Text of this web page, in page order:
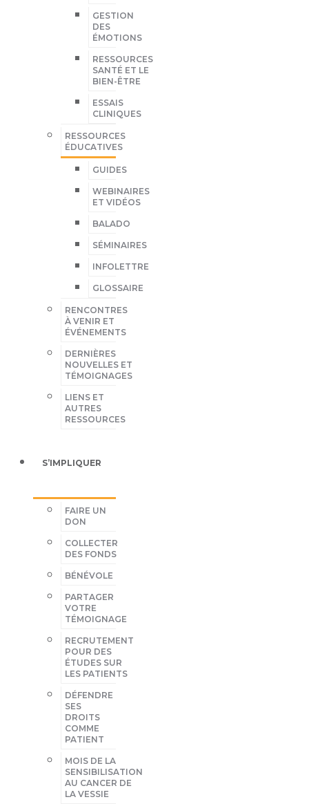
GESTION
DES
ÉMOTIONS
RESSOURCES
SANTÉ ET LE
BIEN-ÊTRE
ESSAIS
CLINIQUES
RESSOURCES
ÉDUCATIVES
GUIDES
WEBINAIRES
ET VIDÉOS
BALADO
SÉMINAIRES
INFOLETTRE
GLOSSAIRE
RENCONTRES
À VENIR ET
ÉVÉNEMENTS
DERNIÈRES
NOUVELLES ET
TÉMOIGNAGES
LIENS ET
AUTRES
RESSOURCES
S’IMPLIQUER
FAIRE UN
DON
COLLECTER
DES FONDS
BÉNÉVOLE
PARTAGER
VOTRE
TÉMOIGNAGE
RECRUTEMENT
POUR DES
ÉTUDES SUR
LES PATIENTS
DÉFENDRE
SES
DROITS
COMME
PATIENT
MOIS DE LA
SENSIBILISATION
AU CANCER DE
LA VESSIE